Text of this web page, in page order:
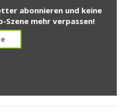
abonnieren und keine
Szene mehr verpassen!